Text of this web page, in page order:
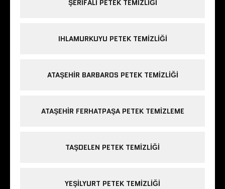
ŞERIFALI PETEK TEMIZLIĞI
IHLAMURKUYU PETEK TEMIZLIĞI
ATAŞEHIR BARBAROS PETEK TEMIZLIĞI
ATAŞEHIR FERHATPAŞA PETEK TEMIZLEME
TAŞDELEN PETEK TEMIZLIĞI
YEŞILYURT PETEK TEMIZLIĞI